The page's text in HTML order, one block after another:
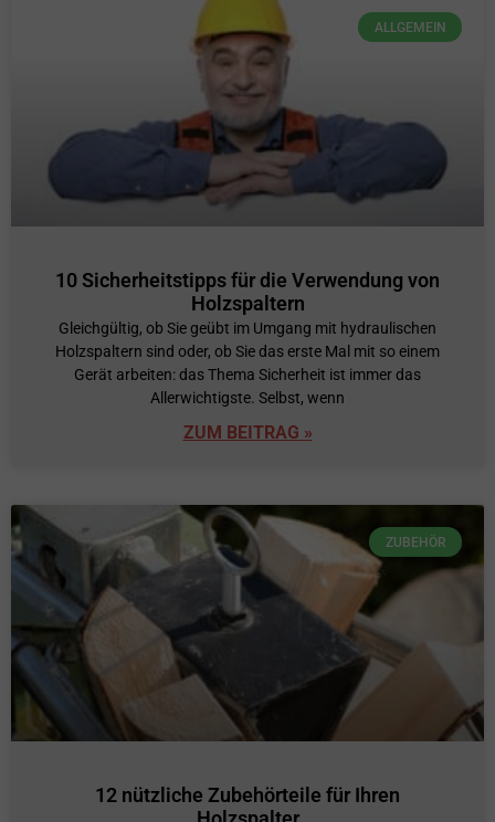
ALLGEMEIN
10 Sicherheitstipps für die Verwendung von
Holzspaltern
Gleichgültig, ob Sie geübt im Umgang mit hydraulischen
Holzspaltern sind oder, ob Sie das erste Mal mit so einem
Gerät arbeiten: das Thema Sicherheit ist immer das
Allerwichtigste. Selbst, wenn
ZUM BEITRAG »
ZUBEHÖR
12 nützliche Zubehörteile für Ihren